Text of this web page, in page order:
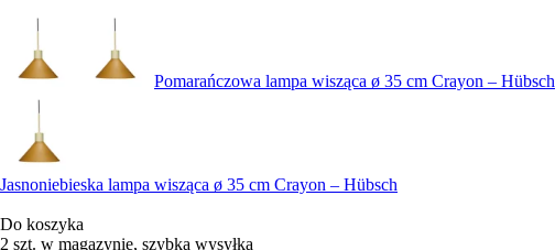
Pomarańczowa lampa wisząca ø 35 cm Crayon – Hübsch
Jasnoniebieska lampa wisząca ø 35 cm Crayon – Hübsch
Do koszyka
2 szt. w magazynie, szybka wysyłka